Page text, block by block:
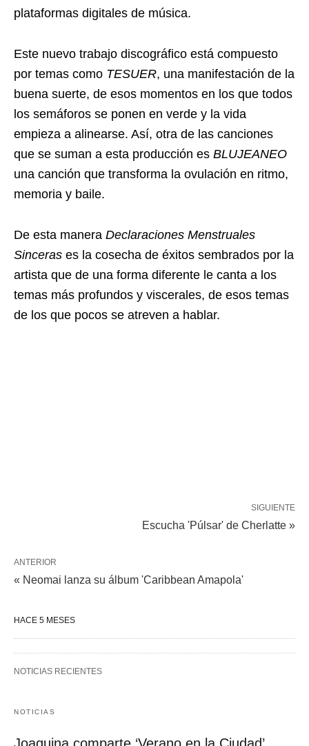
plataformas digitales de música.
Este nuevo trabajo discográfico está compuesto
por temas como TESUER, una manifestación de la
buena suerte, de esos momentos en los que todos
los semáforos se ponen en verde y la vida
empieza a alinearse. Así, otra de las canciones
que se suman a esta producción es BLUJEANEO
una canción que transforma la ovulación en ritmo,
memoria y baile.
De esta manera Declaraciones Menstruales
Sinceras es la cosecha de éxitos sembrados por la
artista que de una forma diferente le canta a los
temas más profundos y viscerales, de esos temas
de los que pocos se atreven a hablar.
SIGUIENTE
Escucha 'Púlsar' de Cherlatte »
ANTERIOR
« Neomai lanza su álbum 'Caribbean Amapola'
HACE 5 MESES
NOTICIAS RECIENTES
NOTICIAS